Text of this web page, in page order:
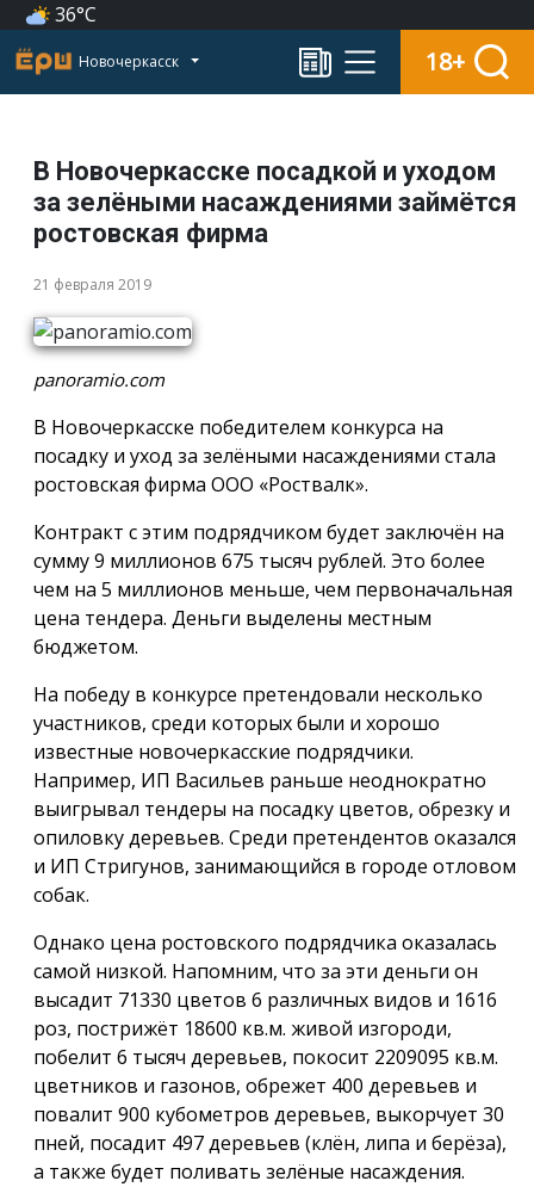
36°C
Новочеркасск 18+
В Новочеркасске посадкой и уходом
за зелёными насаждениями займётся
ростовская фирма
21 февраля 2019
panoramio.com
В Новочеркасске победителем конкурса на
посадку и уход за зелёными насаждениями стала
ростовская фирма ООО «Роствалк».
Контракт с этим подрядчиком будет заключён на
сумму 9 миллионов 675 тысяч рублей. Это более
чем на 5 миллионов меньше, чем первоначальная
цена тендера. Деньги выделены местным
бюджетом.
На победу в конкурсе претендовали несколько
участников, среди которых были и хорошо
известные новочеркасские подрядчики.
Например, ИП Васильев раньше неоднократно
выигрывал тендеры на посадку цветов, обрезку и
опиловку деревьев. Среди претендентов оказался
и ИП Стригунов, занимающийся в городе отловом
собак.
Однако цена ростовского подрядчика оказалась
самой низкой. Напомним, что за эти деньги он
высадит 71330 цветов 6 различных видов и 1616
роз, пострижёт 18600 кв.м. живой изгороди,
побелит 6 тысяч деревьев, покосит 2209095 кв.м.
цветников и газонов, обрежет 400 деревьев и
повалит 900 кубометров деревьев, выкорчует 30
пней, посадит 497 деревьев (клён, липа и берёза),
а также будет поливать зелёные насаждения.